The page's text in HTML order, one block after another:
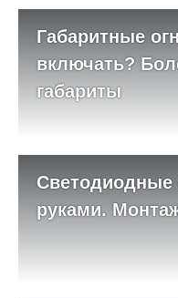
Габаритные
включать?
габариты
руками.